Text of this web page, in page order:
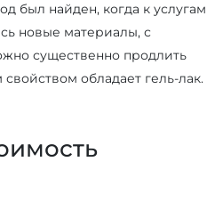
был найден, когда к услугам
новые материалы, с
существенно продлить
обладает гель-лак.